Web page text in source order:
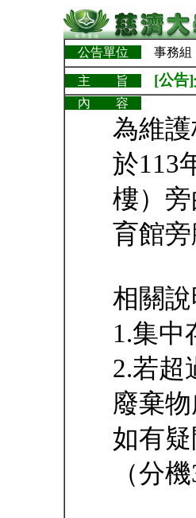
公告單位 事務組
主 旨 [公告
內 容
為維
於113
樓）
育館
相關說
1.集中
2.若超
廢棄物
如有
（分